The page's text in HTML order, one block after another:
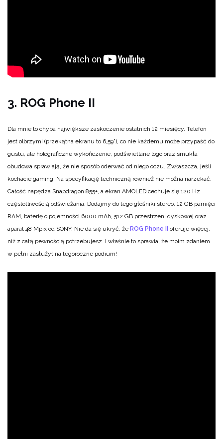
3. ROG Phone II
Dla mnie to chyba największe zaskoczenie ostatnich 12 miesięcy. Telefon
jest olbrzymi (przekątna ekranu to 6,59”), co nie każdemu może przypaść do
gustu, ale holograficzne wykończenie, podświetlane logo oraz smukła
obudowa sprawiają, że nie sposób oderwać od niego oczu. Zwłaszcza, jeśli
kochacie gaming. Na specyfikację techniczną również nie można narzekać.
Całość napędza Snapdragon 855+, a ekran AMOLED cechuje się 120 Hz
częstotliwością odświeżania. Dodajmy do tego głośniki stereo, 12 GB pamięci
RAM, baterię o pojemności 6000 mAh, 512 GB przestrzeni dyskowej oraz
aparat 48 Mpix od SONY. Nie da się ukryć, że ROG Phone II
oferuje więcej,
niż z całą pewnością potrzebujesz. I właśnie to sprawia, że moim zdaniem
w pełni zasłużył na tegoroczne podium!